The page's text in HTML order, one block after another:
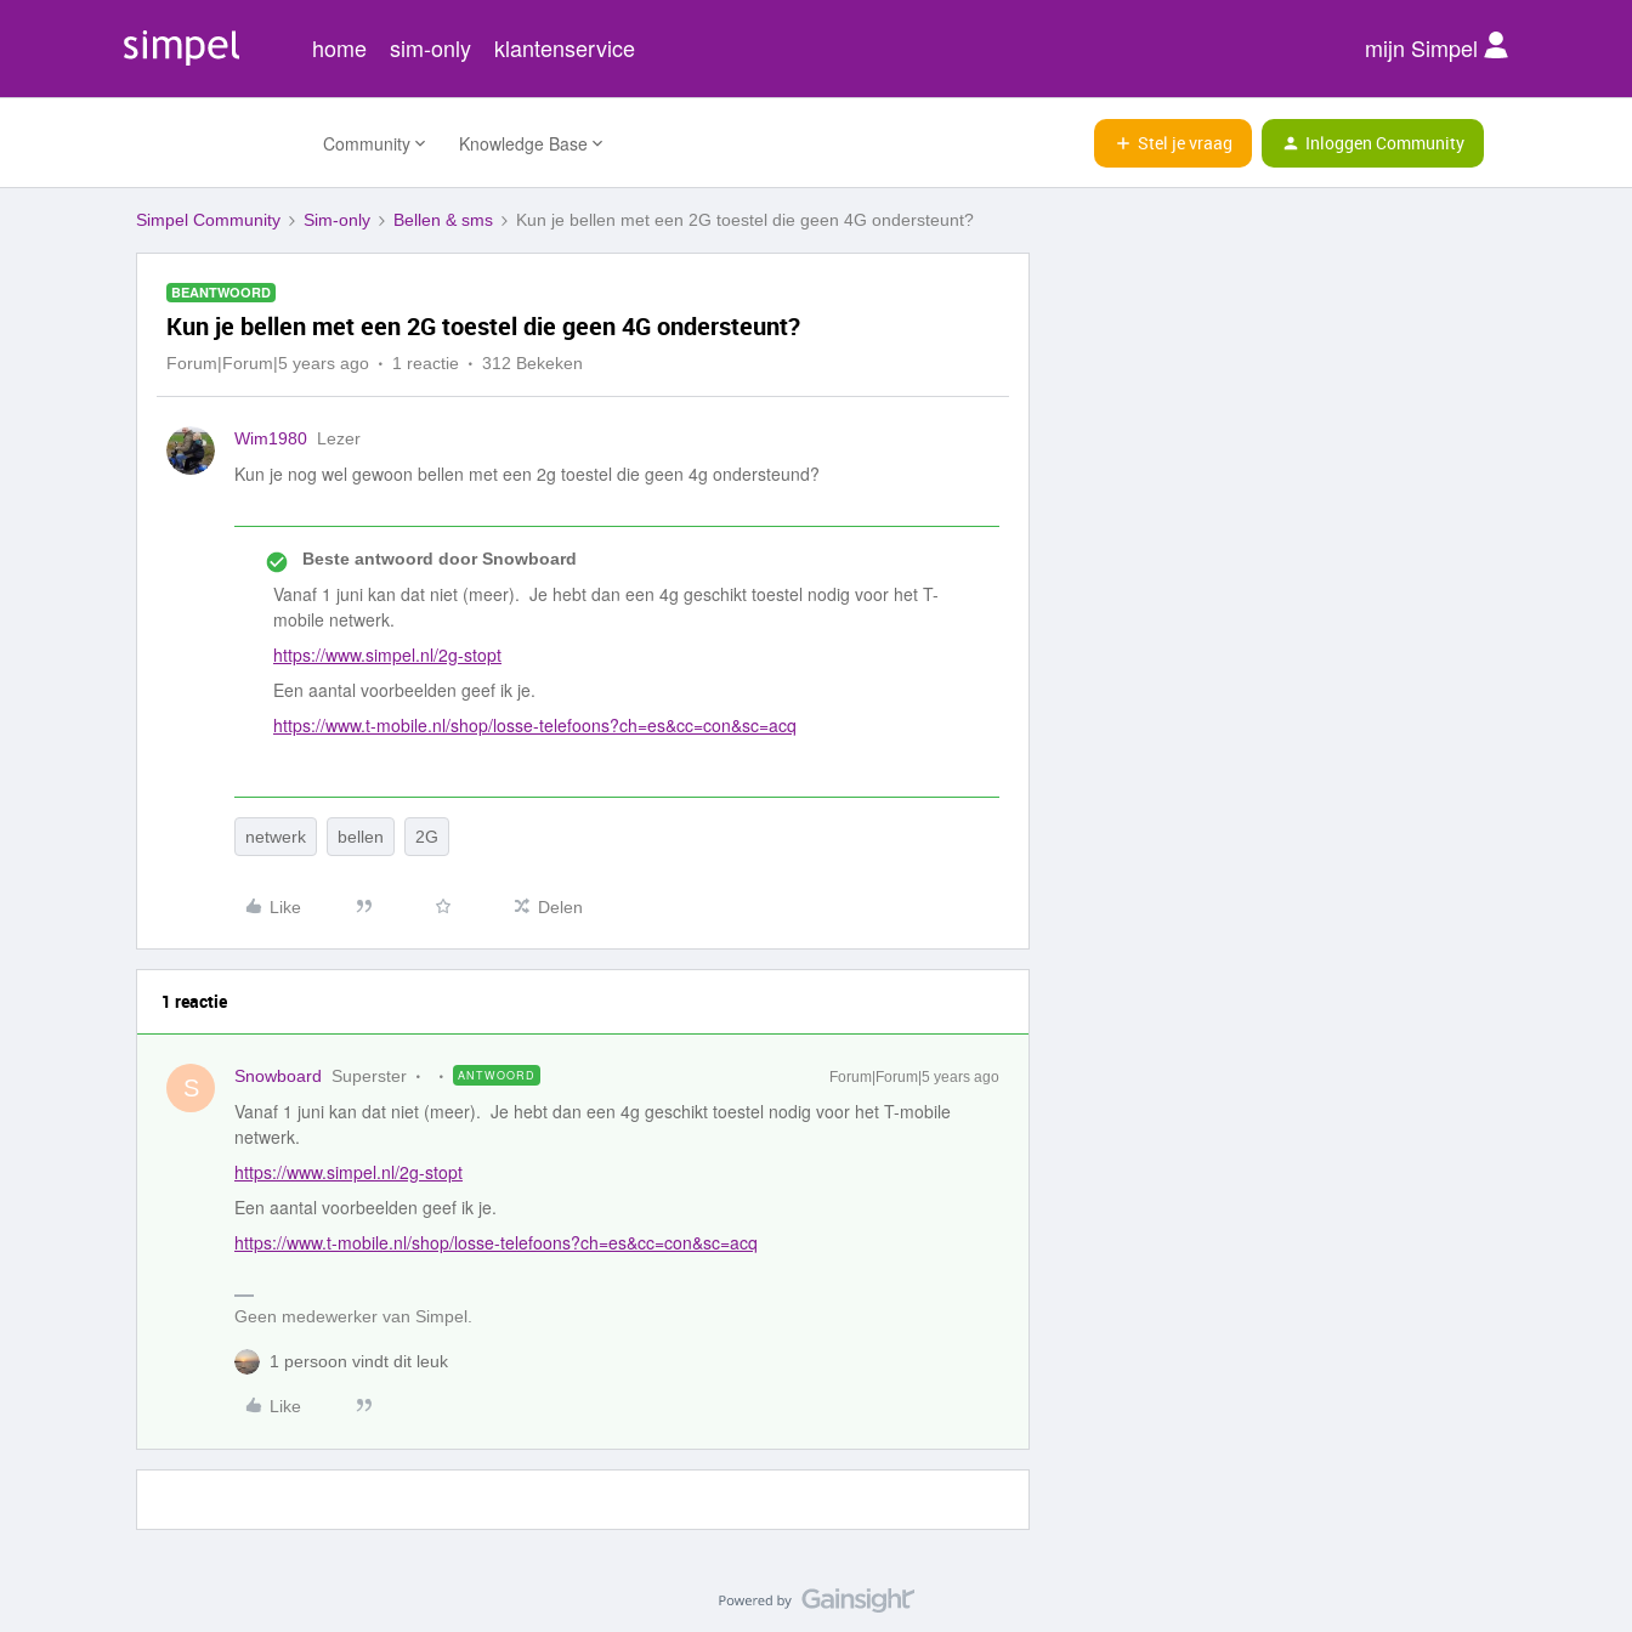
home sim-only klantenservice mijn Simpel
Community Knowledge Base Stel je vraag Inloggen Community
Simpel Community Sim-only Bellen & sms Kun je bellen met een 2G toestel die geen 4G ondersteunt?
BEANTWOORD
Kun je bellen met een 2G toestel die geen 4G ondersteunt?
Forum|Forum|5 years ago 1 reactie 312 Bekeken
Wim1980 Lezer
Kun je nog wel gewoon bellen met een 2g toestel die geen 4g ondersteund?
Beste antwoord doorSnowboard
Vanaf 1 juni kan dat niet (meer). Je hebt dan een 4g geschikt toestel nodig voor het T-
mobile netwerk.
https://www.simpel.nl/2g-stopt
Een aantal voorbeelden geef ik je.
https://www.t-mobile.nl/shop/losse-telefoons?ch=es&cc=con&sc=acq
netwerk bellen 2G
Like Delen
1 reactie
S Snowboard Superster ANTWOORD Forum|Forum|5 years ago
Vanaf 1 juni kan dat niet (meer). Je hebt dan een 4g geschikt toestel nodig voor het T-mobile
netwerk.
https://www.simpel.nl/2g-stopt
Een aantal voorbeelden geef ik je.
https://www.t-mobile.nl/shop/losse-telefoons?ch=es&cc=con&sc=acq
Geen medewerker van Simpel.
1 persoon vindt dit leuk
Like